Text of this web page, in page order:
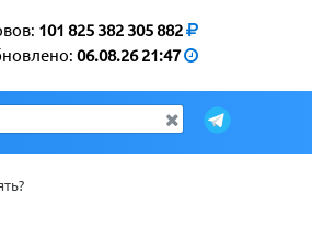
101 825 382 305 882
06.08.26 21:47